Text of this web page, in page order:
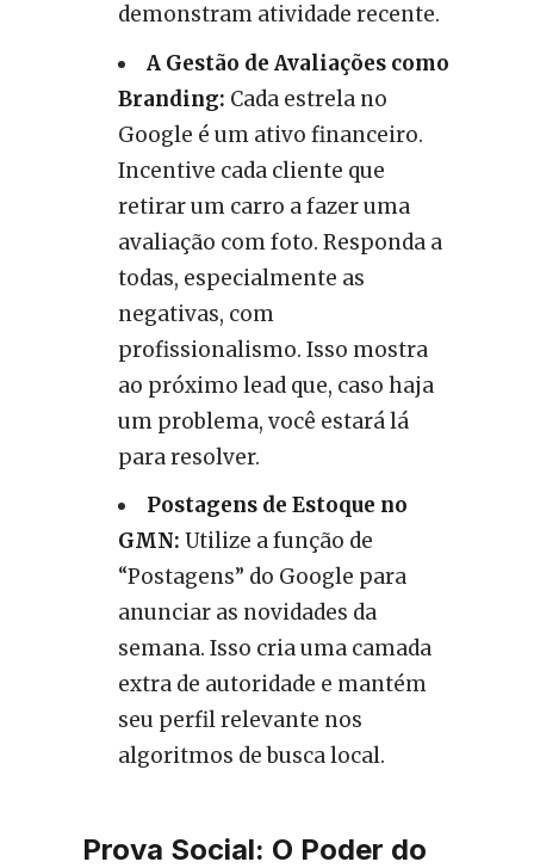
demonstram atividade recente.
A Gestão de Avaliações como
Branding: Cada estrela no
Google é um ativo financeiro.
Incentive cada cliente que
retirar um carro a fazer uma
avaliação com foto. Responda a
todas, especialmente as
negativas, com
profissionalismo. Isso mostra
ao próximo lead que, caso haja
um problema, você estará lá
para resolver.
Postagens de Estoque no
GMN: Utilize a função de
“Postagens” do Google para
anunciar as novidades da
semana. Isso cria uma camada
extra de autoridade e mantém
seu perfil relevante nos
algoritmos de busca local.
Prova Social: O Poder do